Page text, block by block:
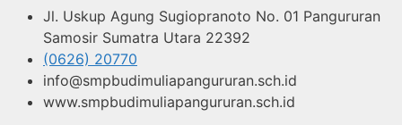
Jl. Uskup Agung Sugiopranoto No. 01 Pangururan
Samosir Sumatra Utara 22392
(0626) 20770
info@smpbudimuliapangururan.sch.id
www.smpbudimuliapangururan.sch.id